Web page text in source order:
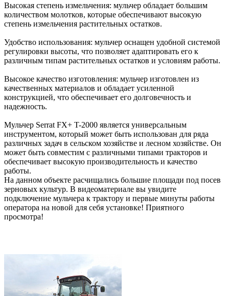
Высокая степень измельчения: мульчер обладает большим
количеством молотков, которые обеспечивают высокую
степень измельчения растительных остатков.
Удобство использования: мульчер оснащен удобной системой
регулировки высоты, что позволяет адаптировать его к
различным типам растительных остатков и условиям работы.
Высокое качество изготовления: мульчер изготовлен из
качественных материалов и обладает усиленной
конструкцией, что обеспечивает его долговечность и
надежность.
Мульчер Serrat FX+ T-2000 является универсальным
инструментом, который может быть использован для ряда
различных задач в сельском хозяйстве и лесном хозяйстве. Он
может быть совместим с различными типами тракторов и
обеспечивает высокую производительность и качество
работы.
На данном объекте расчищались большие площади под посев
зерновых культур. В видеоматериале вы увидите
подключение мульчера к трактору и первые минуты работы
оператора на новой для себя установке! Приятного
просмотра!